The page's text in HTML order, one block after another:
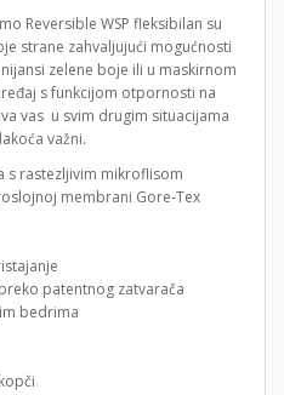
Reversible WSP fleksibilan su
strane zahvaljujući mogućnosti
zelene boje ili u maskirnom
s funkcijom otpornosti na
vas u svim drugim situacijama
važni.
s rastezljivim mikroflisom
membrani Gore-Tex
patentnog zatvarača
bedrima